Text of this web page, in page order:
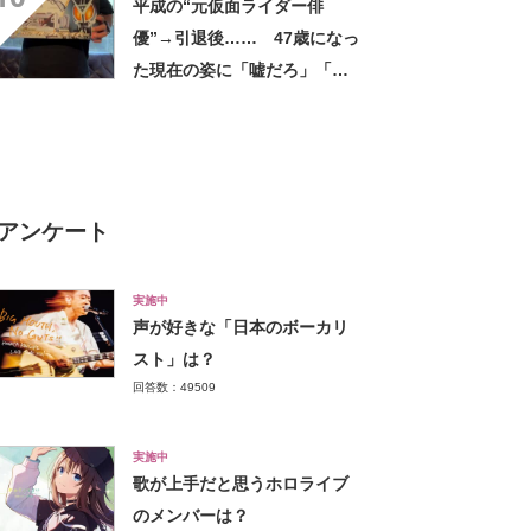
平成の“元仮面ライダー俳
優”→引退後…… 47歳になっ
た現在の姿に「嘘だろ」「声
アンケート
実施中
声が好きな「日本のボーカリ
スト」は？
回答数：49509
実施中
歌が上手だと思うホロライブ
のメンバーは？